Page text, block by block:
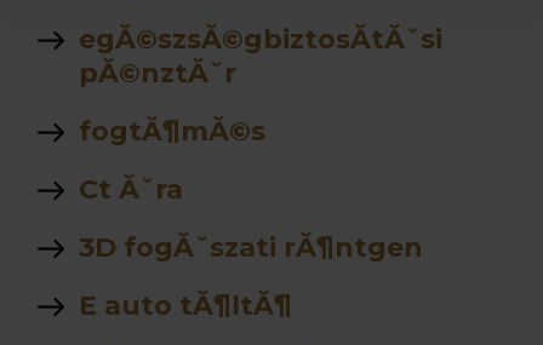
egĂ©szsĂ©gbiztosĂ­tĂˇsi
pĂ©nztĂˇr
fogtĂ¶mĂ©s
Ct Ăˇra
3D fogĂˇszati rĂ¶ntgen
E auto tĂ¶ltĂ¶